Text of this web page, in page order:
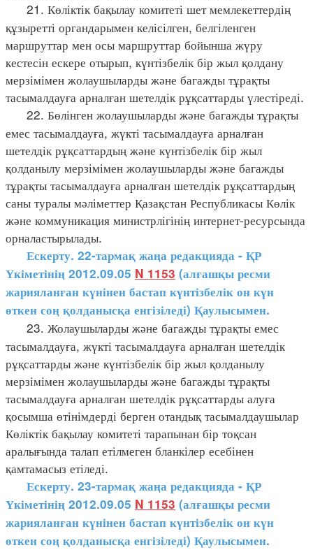
21. Көліктік бақылау комитеті шет мемлекеттердің
құзыретті органдарымен келісілген, белгіленген
маршруттар мен осы маршруттар бойынша жүру
кестесін ескере отырып, күнтізбелік бір жыл қолдану
мерзімімен жолаушыларды және багажды тұрақты
тасымалдауға арналған шетелдік рұқсаттарды үлестіреді.
22. Бөлінген жолаушыларды және багажды тұрақты
емес тасымалдауға, жүкті тасымалдауға арналған
шетелдік рұқсаттардың және күнтізбелік бір жыл
қолданылу мерзімімен жолаушыларды және багажды
тұрақты тасымалдауға арналған шетелдік рұқсаттардың
саны туралы мәліметтер Қазақстан Республикасы Көлік
және коммуникация министрлігінің интернет-ресурсында
орналастырылады.
Ескерту. 22-тармақ жаңа редакцияда - ҚР
Үкіметінің 2012.09.05 N 1153 (алғашқы ресми
жарияланған күнінен бастап күнтізбелік он күн
өткен соң қолданысқа енгізіледі) Қаулысымен.
23. Жолаушыларды және багажды тұрақты емес
тасымалдауға, жүкті тасымалдауға арналған шетелдік
рұқсаттарды және күнтізбелік бір жыл қолданылу
мерзімімен жолаушыларды және багажды тұрақты
тасымалдауға арналған шетелдік рұқсаттарды алуға
қосымша өтінімдерді берген отандық тасымалдаушылар
Көліктік бақылау комитеті тарапынан бір тоқсан
аралығында талап етілмеген бланкілер есебінен
қамтамасыз етіледі.
Ескерту. 23-тармақ жаңа редакцияда - ҚР
Үкіметінің 2012.09.05 N 1153 (алғашқы ресми
жарияланған күнінен бастап күнтізбелік он күн
өткен соң қолданысқа енгізіледі) Қаулысымен.